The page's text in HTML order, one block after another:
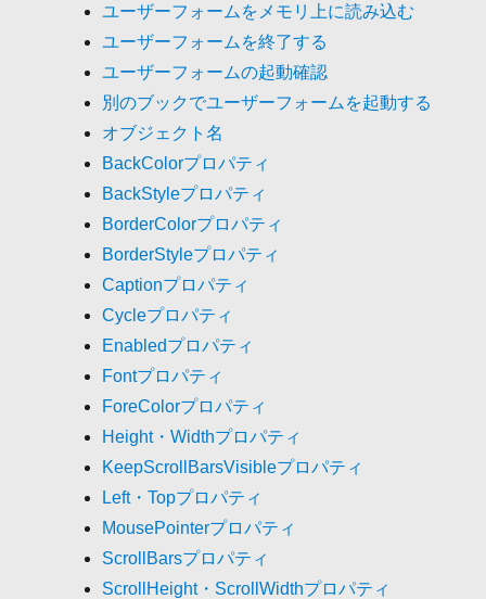
ユーザーフォームをメモリ上に読み込む
ユーザーフォームを終了する
ユーザーフォームの起動確認
別のブックでユーザーフォームを起動する
オブジェクト名
BackColorプロパティ
BackStyleプロパティ
BorderColorプロパティ
BorderStyleプロパティ
Captionプロパティ
Cycleプロパティ
Enabledプロパティ
Fontプロパティ
ForeColorプロパティ
Height・Widthプロパティ
KeepScrollBarsVisibleプロパティ
Left・Topプロパティ
MousePointerプロパティ
ScrollBarsプロパティ
ScrollHeight・ScrollWidthプロパティ